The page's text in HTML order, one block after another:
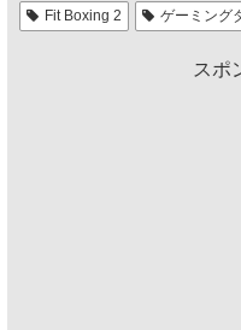
Fit Boxing 2 ゲーミング
スポ